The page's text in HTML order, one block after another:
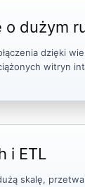
dużym
dzięki
witryn
i ETL
skalę,